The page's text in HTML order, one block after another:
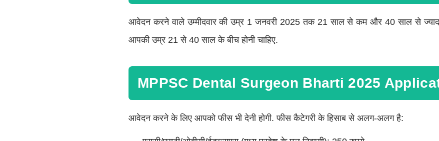
आवेदन करने वाले उम्मीदवार की उम्र 1 जनवरी 2025 तक 21 साल से कम और 40 साल से ज्यादा
आपकी उम्र 21 से 40 साल के बीच होनी चाहिए.
MPPSC Dental Surgeon Bharti 2025
आवेदन करने के लिए आपको फीस भी देनी होगी. फीस कैटेगरी के हिसाब से अलग-अलग है: